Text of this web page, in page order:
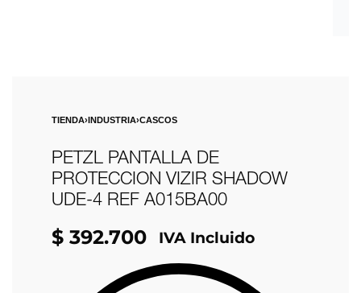
TIENDA›INDUSTRIA›CASCOS
PETZL PANTALLA DE
PROTECCION VIZIR SHADOW
UDE-4 REF A015BA00
$ 392.700 IVA Incluido